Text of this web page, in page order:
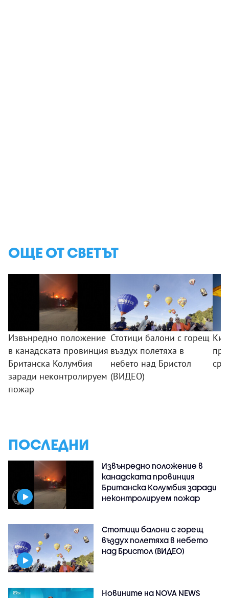
ОЩЕ ОТ СВЕТЪТ
Извънредно положение
в канадската провинция
Британска Колумбия
заради неконтролируем
пожар
Стотици балони с горещ
въздух полетяха в
небето над Бристол
(ВИДЕО)
ПОСЛЕДНИ
Извънредно положение в
канадската провинция
Британска Колумбия заради
неконтролируем пожар
Стотици балони с горещ
въздух полетяха в небето
над Бристол (ВИДЕО)
Новините на NOVA NEWS